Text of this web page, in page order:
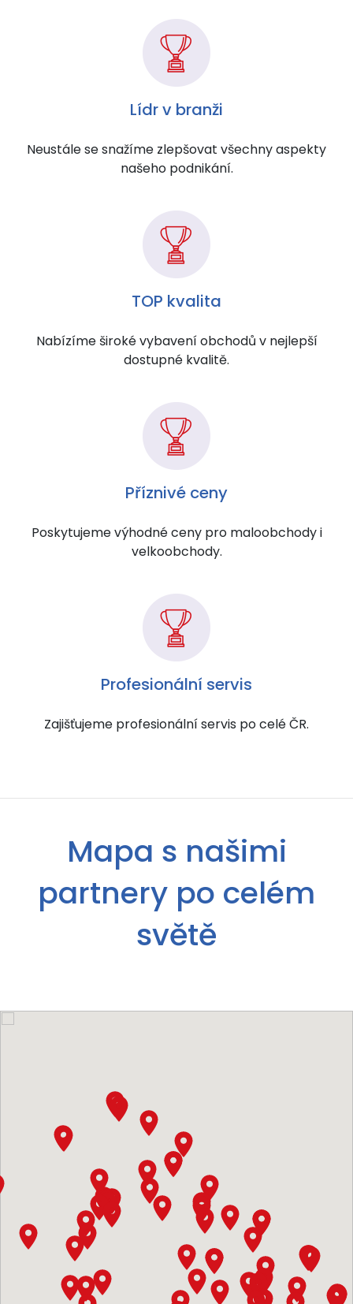
Lídr v branži
Neustále se snažíme zlepšovat všechny aspekty
našeho podnikání.
TOP kvalita
Nabízíme široké vybavení obchodů v nejlepší
dostupné kvalitě.
Příznivé ceny
Poskytujeme výhodné ceny pro maloobchody i
velkoobchody.
Profesionální servis
Zajišťujeme profesionální servis po celé ČR.
Mapa s našimi
partnery po celém
světě